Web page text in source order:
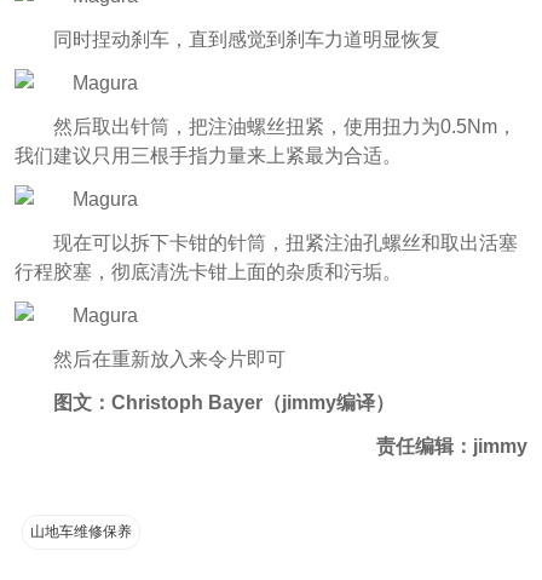
同时捏动刹车，直到感觉到刹车力道明显恢复
然后取出针筒，把注油螺丝扭紧，使用扭力为0.5Nm，
我们建议只用三根手指力量来上紧最为合适。
现在可以拆下卡钳的针筒，扭紧注油孔螺丝和取出活塞
行程胶塞，彻底清洗卡钳上面的杂质和污垢。
然后在重新放入来令片即可
图文：Christoph Bayer（jimmy编译）
责任编辑：jimmy
山地车维修保养